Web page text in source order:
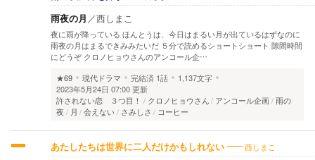
雨夜の月 ／西しまこ
夜に雨が降っている ほんとうは、今日はまるい月が出ているはずなのに
雨夜の月はまるできみみたいだ ５分で読めるショートショート 隙間時間
にどうぞ クロノヒョウさんのアンコール企…
★69
現代ドラマ 完結済 1話
1,137文字
2023年5月24日 07:00 更新
許されない恋 ３つ目！
クロノヒョウさん アンコール企画 雨の
夜
月 会えない さみしさ コーヒー
あたしたちは世界に二人だけかもしれない 西しまこ